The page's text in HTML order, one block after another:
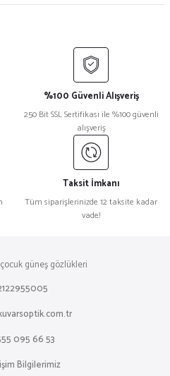
%100 Güvenli Alışveriş
250 Bit SSL Sertifikası ile %100 güvenli
alışveriş
Taksit İmkanı
Tüm siparişlerinizde 12 taksite kadar
vade!
güneş gözlükleri
095 66 53
Bilgilerimiz